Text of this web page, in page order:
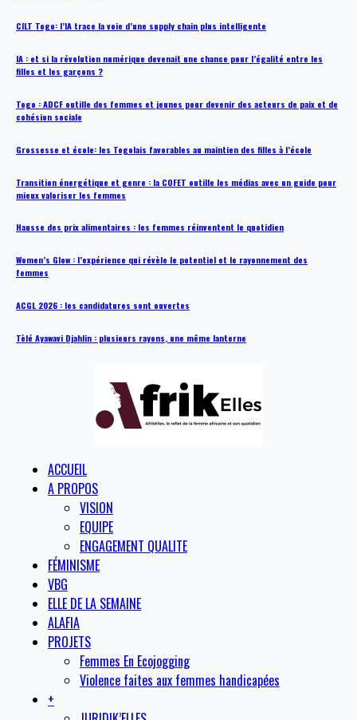
CILT Togo: l’IA trace la voie d’une supply chain plus intelligente
IA : et si la révolution numérique devenait une chance pour l’égalité entre les
filles et les garçons ?
Togo : ADCF outille des femmes et jeunes pour devenir des acteurs de paix et de
cohésion sociale
Grossesse et école: les Togolais favorables au maintien des filles à l’école
Transition énergétique et genre : la COFET outille les médias avec un guide pour
mieux valoriser les femmes
Hausse des prix alimentaires : les femmes réinventent le quotidien
Women’s Glow : l’expérience qui révèle le potentiel et le rayonnement des
femmes
ACGL 2026 : les candidatures sont ouvertes
Tèlé Ayawavi Djahlin : plusieurs rayons, une même lanterne
ACCUEIL
A PROPOS
VISION
EQUIPE
ENGAGEMENT QUALITE
FÉMINISME
VBG
ELLE DE LA SEMAINE
ALAFIA
PROJETS
Femmes En Ecojogging
Violence faites aux femmes handicapées
+